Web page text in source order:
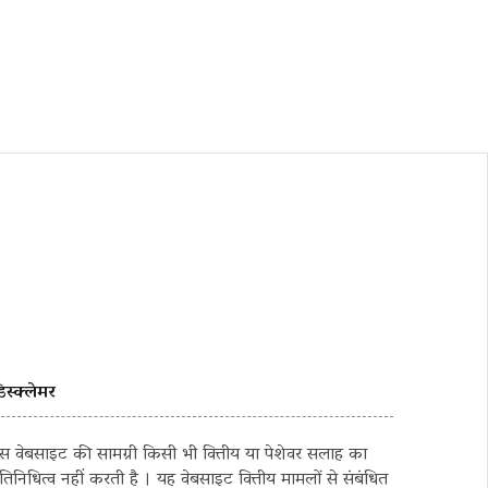
वेबसाइट की सामग्री किसी भी वित्तीय या पेशेवर सलाह का
नहीं करती है । यह वेबसाइट वित्तीय मामलों से संबंधित